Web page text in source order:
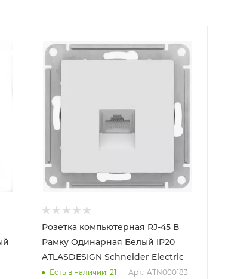
Розетка компьютерная RJ-45 В
Рамку Одинарная Белый IP20
ATLASDESIGN Schneider Electric
Есть в наличии: 21 Арт.: ATN000183